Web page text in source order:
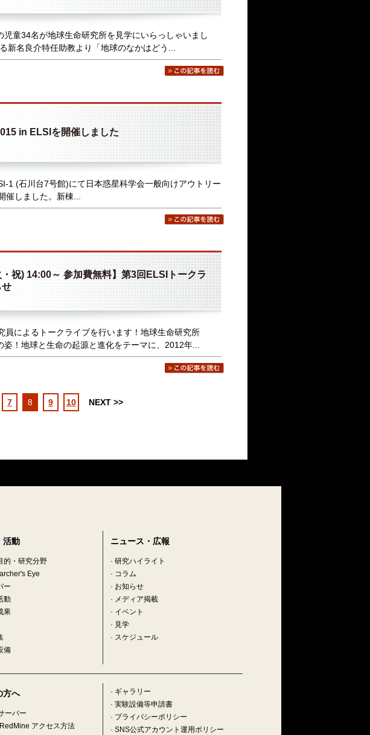
童34名が地球生命研究所を見学にいらっしゃいまし
新名良介特任助教より「地球のなかはどう...
in ELSIを開催しました
1 (石川台7号館)にて日本惑星科学会一般向けアウトリー
しました。新棟...
・祝) 14:00～ 参加費無料】第3回ELSIトークラ
せ
員によるトークライブを行います！地球生命研究所
！地球と生命の起源と進化をテーマに、2012年...
7 8 9 10 NEXT >>
活動
的・研究分野
Eye
ー
動
果
備
ニュース・広報
· 研究ハイライト
· コラム
· お知らせ
· メディア掲載
· イベント
· 見学
· スケジュール
方へ
ーバー
アクセス方法
· ギャラリー
· 実験設備等申請書
· プライバシーポリシー
· SNS公式アカウント運用ポリシー